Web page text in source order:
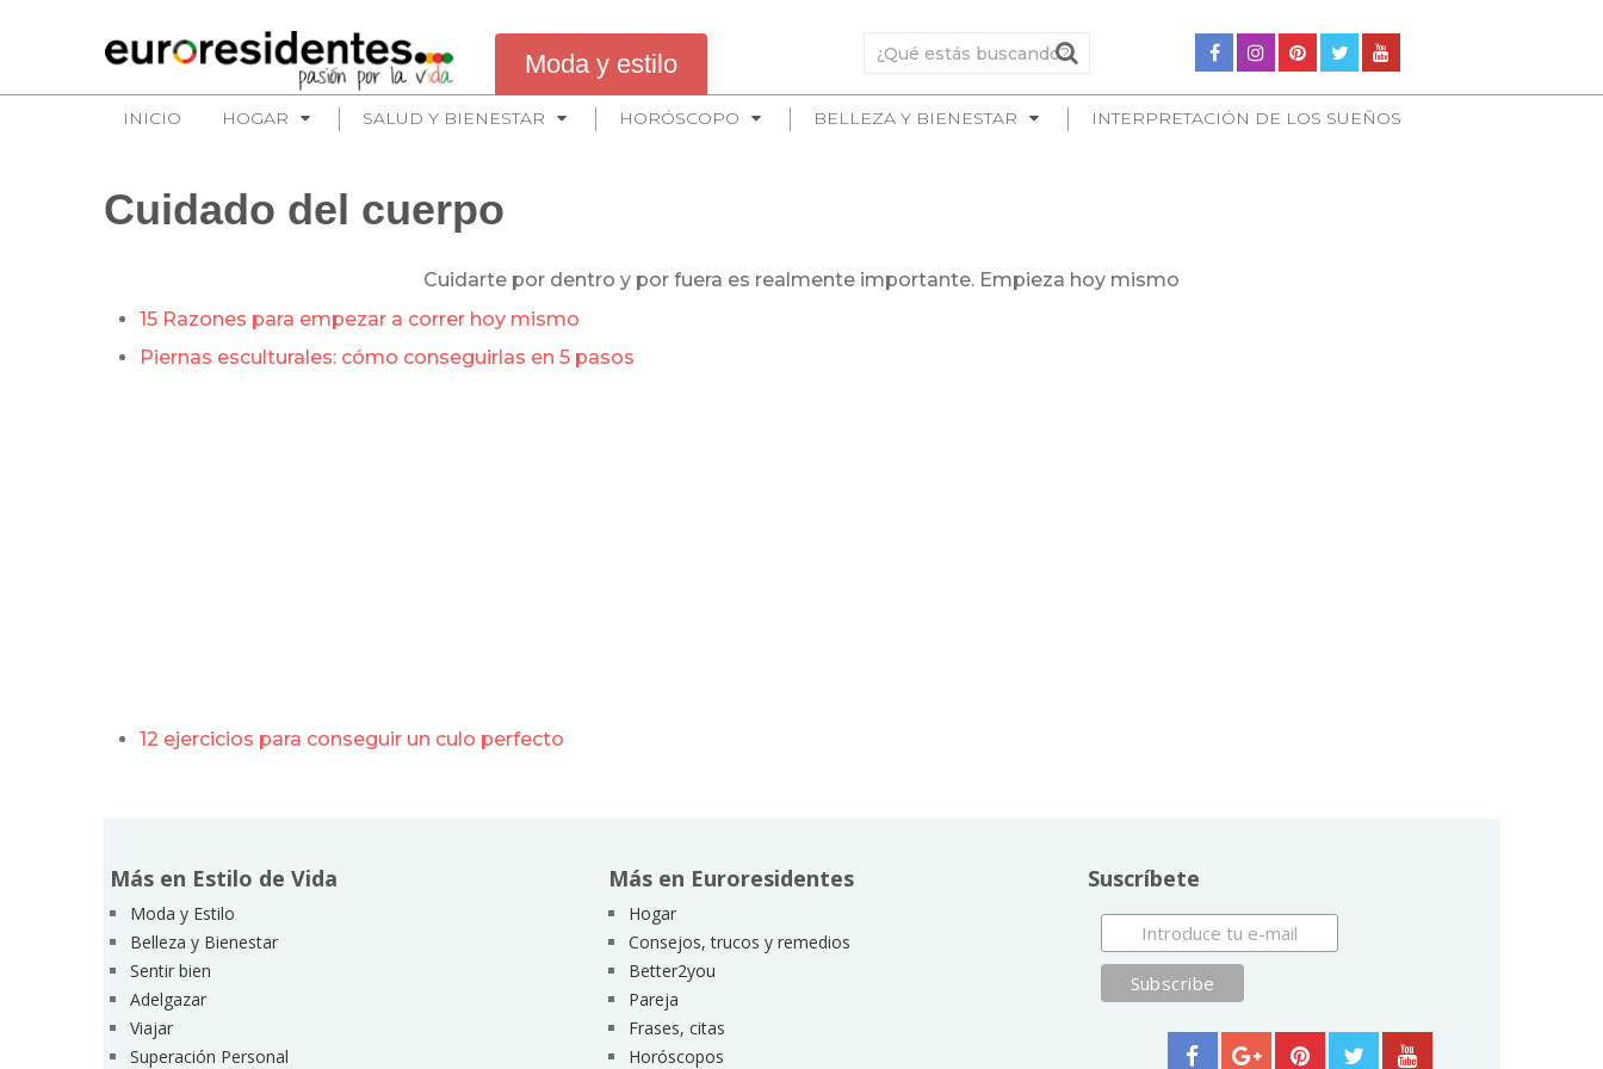
Moda y estilo
INICIO HOGAR SALUD Y BIENESTAR HORÓSCOPO BELLEZA Y BIENESTAR INTERPRETACIÓN DE LOS SUEÑOS
Cuidado del cuerpo
Cuidarte por dentro y por fuera es realmente importante. Empieza hoy mismo
15 Razones para empezar a correr hoy mismo
Piernas esculturales: cómo conseguirlas en 5 pasos
12 ejercicios para conseguir un culo perfecto
Más en Estilo de Vida
Moda y Estilo
Belleza y Bienestar
Sentir bien
Adelgazar
Viajar
Superación Personal
Más en Euroresidentes
Hogar
Consejos, trucos y remedios
Better2you
Pareja
Frases, citas
Horóscopos
Suscríbete